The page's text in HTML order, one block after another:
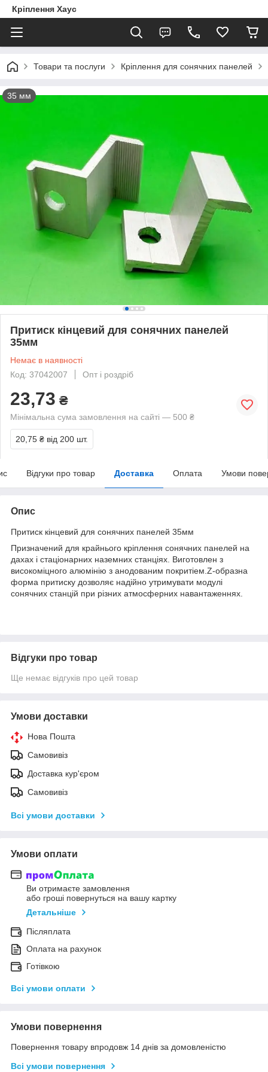
Кріплення Хаус
Товари та послуги Кріплення для сонячних панелей
35 мм
Притиск кінцевий для сонячних панелей
35мм
Немає в наявності
Код: 37042007
Опт і роздріб
23,73 ₴
Мінімальна сума замовлення на сайті — 500 ₴
20,75 ₴ від 200 шт.
Відгуки про товар Доставка Оплата Умови
Опис
Притиск кінцевий для сонячних панелей 35мм
Призначений для крайнього кріплення сонячних панелей на
дахах і стаціонарних наземних станціях. Виготовлен з
високоміцного алюмінію з анодованим покритіем.Z-образна
форма притиску дозволяє надійно утримувати модулі
сонячних станцій при різних атмосферних навантаженнях.
Відгуки про товар
Ще немає відгуків про цей товар
Умови доставки
Нова Пошта
Самовивіз
Доставка кур'єром
Самовивіз
Всі умови доставки
Умови оплати
Ви отримаєте замовлення
або гроші повернуться на вашу картку
Детальніше
Післяплата
Оплата на рахунок
Готівкою
Всі умови оплати
Умови повернення
Повернення товару впродовж 14 днів за домовленістю
Всі умови повернення